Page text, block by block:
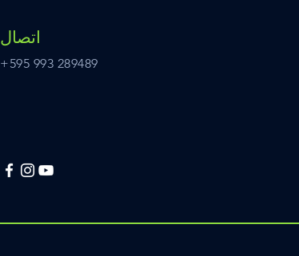
اتصال
+595 993 289489